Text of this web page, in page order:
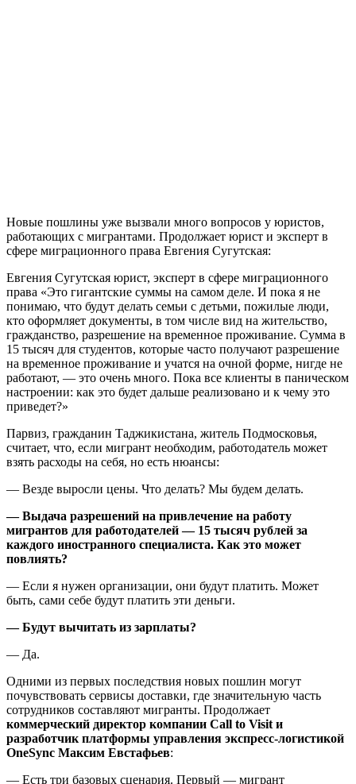
Новые пошлины уже вызвали много вопросов у юристов,
работающих с мигрантами. Продолжает юрист и эксперт в
сфере миграционного права Евгения Сугутская:
Евгения Сугутская юрист, эксперт в сфере миграционного
права «Это гигантские суммы на самом деле. И пока я не
понимаю, что будут делать семьи с детьми, пожилые люди,
кто оформляет документы, в том числе вид на жительство,
гражданство, разрешение на временное проживание. Сумма в
15 тысяч для студентов, которые часто получают разрешение
на временное проживание и учатся на очной форме, нигде не
работают, — это очень много. Пока все клиенты в паническом
настроении: как это будет дальше реализовано и к чему это
приведет?»
Парвиз, гражданин Таджикистана, житель Подмосковья,
считает, что, если мигрант необходим, работодатель может
взять расходы на себя, но есть нюансы:
— Везде выросли цены. Что делать? Мы будем делать.
— Выдача разрешений на привлечение на работу
мигрантов для работодателей — 15 тысяч рублей за
каждого иностранного специалиста. Как это может
повлиять?
— Если я нужен организации, они будут платить. Может
быть, сами себе будут платить эти деньги.
— Будут вычитать из зарплаты?
— Да.
Одними из первых последствия новых пошлин могут
почувствовать сервисы доставки, где значительную часть
сотрудников составляют мигранты. Продолжает
коммерческий директор компании Call to Visit и
разработчик платформы управления экспресс-логистикой
OneSync Максим Евстафьев:
— Есть три базовых сценария. Первый — мигрант